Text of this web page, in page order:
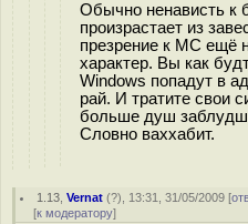
Обычно ненависть к
произрастает из
презрение к МС ещё
характер. Вы как
Windows попадут в
рай. И тратите свои
больше душ
Словно ваххабит.
1.13 ,Vernat (?), 13:31, 31/05/2009 [
[к модератору]